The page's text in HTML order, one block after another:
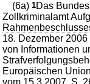
(6a)1Das
Zollkriminalamt
18. Dezember
von Informationen
Europäischen